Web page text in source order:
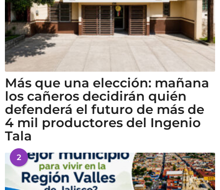
Más que una elección: mañana
los cañeros decidirán quién
defenderá el futuro de más de
4 mil productores del Ingenio
Tala
2